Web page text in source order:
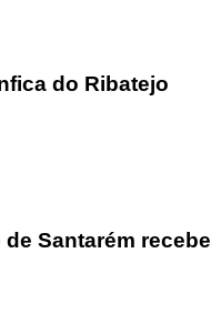
do Ribatejo
Santarém recebe